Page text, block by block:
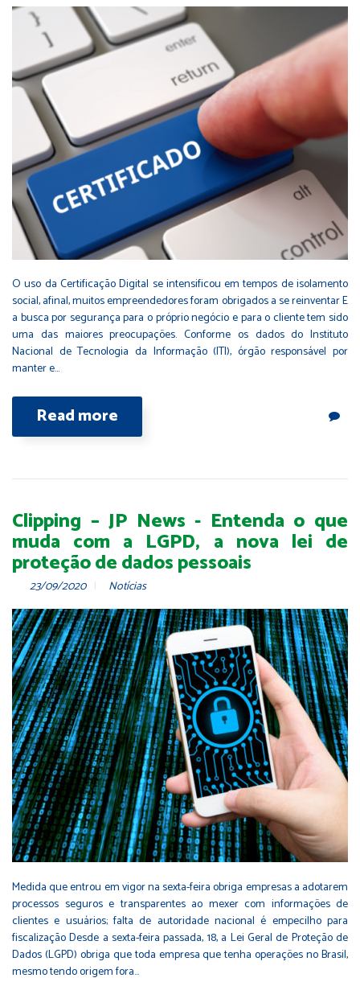
O uso da Certificação Digital se intensificou em tempos de isolamento
social, afinal, muitos empreendedores foram obrigados a se reinventar E
a busca por segurança para o próprio negócio e para o cliente tem sido
uma das maiores preocupações. Conforme os dados do Instituto
Nacional de Tecnologia da Informação (ITI), órgão responsável por
manter e…
Read more
Clipping – JP News - Entenda o que
muda com a LGPD, a nova lei de
proteção de dados pessoais
23/09/2020 Notícias
Medida que entrou em vigor na sexta-feira obriga empresas a adotarem
processos seguros e transparentes ao mexer com informações de
clientes e usuários; falta de autoridade nacional é empecilho para
fiscalização Desde a sexta-feira passada, 18, a Lei Geral de Proteção de
Dados (LGPD) obriga que toda empresa que tenha operações no Brasil,
mesmo tendo origem fora…